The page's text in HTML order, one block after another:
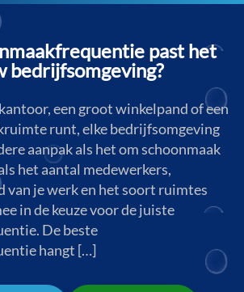
past het
bedrijfsomgeving?
een groot winkelpand of een
runt, elke bedrijfsomgeving
aanpak als het om schoonmaak
het aantal medewerkers,
van je werk en het soort ruimtes
in de keuze voor de juiste
De beste
hangt […]